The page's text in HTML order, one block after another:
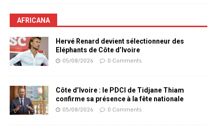
AFRICANA
Hervé Renard devient sélectionneur des
Eléphants de Côte d’Ivoire
05/08/2026 0 Comments
Côte d’Ivoire : le PDCI de Tidjane Thiam
confirme sa présence à la fête nationale
05/08/2026 0 Comments